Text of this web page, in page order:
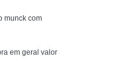
Pesadas
munck com
em geral valor